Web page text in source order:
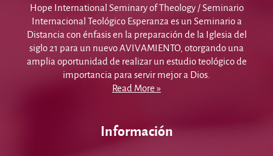
Hope International Seminary of Theology / Seminario
Internacional Teológico Esperanza es un Seminario a
Distancia con énfasis en la preparación de la Iglesia del
siglo 21 para un nuevo AVIVAMIENTO, otorgando una
amplia oportunidad de realizar un estudio teológico de
importancia para servir mejor a Dios.
Read More »
Información